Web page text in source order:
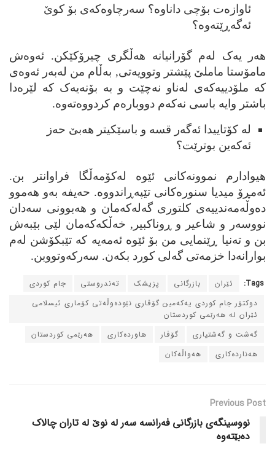
ئاوازه‌ت بۆچی داناوه؟ سه‌رچاوه‌که‌ی بۆ کوێ
ئه‌گه‌ڕێته‌وه؟
ھه‌ر یه‌ک له‌م گۆرانیانه ھه‌ڵگری چیرۆکێکن. ئه‌وه‌ش
مامۆستا ماملێ پێشتر وتوویه‌تی, به‌ڵام من له‌به‌ر ئه‌وه‌ی
که ملۆدییه‌که‌ی له‌ناو نه‌چێت و به بۆنه‌یه‌ک که لێره‌دا
باشتر وایه باسی نه‌که‌م دووباره‌م کردووه‌ته‌وه.
له کۆتاییدا ئه‌گه‌ر قسه و باسێکیتر ھه‌بێ حه‌ز
ئه‌که‌ین بوترێت؟
ھیوادارم نموونه‌کانی ئێوه له‌کۆمه‌ڵگا فراوانتر بن.
ئه‌مڕۆ میدیا سنوره‌کانی تێپه‌ڕاندووه. حه‌یفه به‌و ھه‌موو
ده‌وڵه‌مه‌ندییه‌ی کلتوری گه‌له‌که‌مان و ھه‌بوونی سه‌دان
نووسه‌ر و شاعیر و ڕوناکبیر, خه‌ڵکه‌که‌مان لێی بێبه‌ش
بن و ته‌نیا ڕێنمایی من بۆ ئێوه ئه‌مه‌یه که تێبکۆشن له‌م
بوارانه‌دا خزمه‌تی گه‌لی کورد بکه‌ن. سه‌رکه‌وتووبن.
Tags: ئێران بازرگانی پزیشک ته‌ندروستی
جام کوردی
دوکتۆر جام کوردی یه‌که‌مین گۆڤاری نێوده‌وڵه‌تی کۆماری ئیسلامی
ئێران له‌ هه‌رێمی کوردستان
گه‌شت و گه‌شتیاری
گۆڤار هاورده‌کاری
هه‌رێمی کوردستان
هه‌نارده‌کاری
هه‌واڵه‌کان
Previous Post
نووسینگه‌ی بازرگانی فه‌رانسه‌ سه‌ر له‌ نوێ له‌ تاران چالاک
ده‌بێته‌وه‌